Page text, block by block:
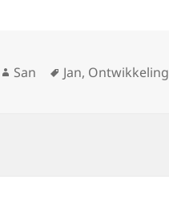
Auteur
San Tags
Jan, Ontwikkeling